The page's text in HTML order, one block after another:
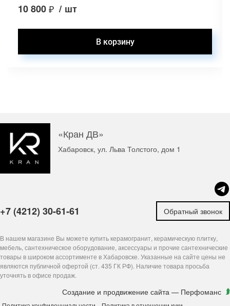
10 800₽ / шт
«Кран ДВ»
Хабаровск, ул. Льва Толстого, дом 1
+7 (4212) 30-61-61 Обратный звонок
В нашем магазине Вы можете купить керамогранит, керамическую плитку,
мебель, сантехническое оборудование, аксессуары и прочие сантехнические
товары в широком ассортименте в Хабаровске. Указанные на сайте цены не
являются публичной офертой (ст. 435 ГК РФ). Наличие товара просьба
уточнять в офисе продаж.
Создание и продвижение сайта — Перфоманс